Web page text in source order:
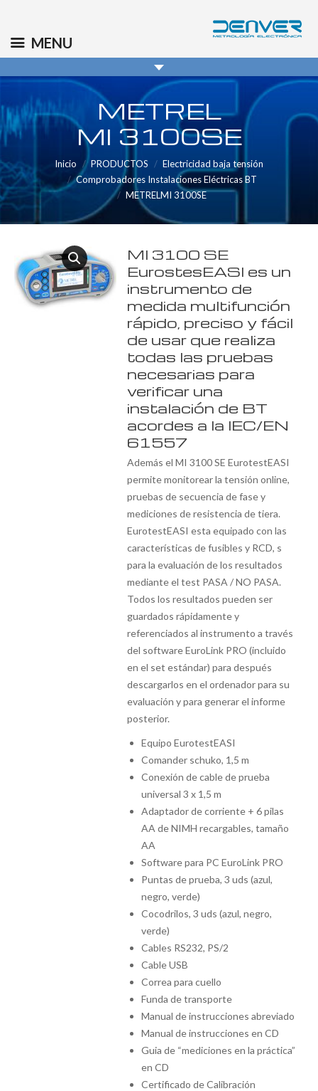
info@denver.es
METREL
MI 3100SE
Inicio PRODUCTOS
Electricidad baja tensión
Comprobadores Instalaciones Eléctricas BT
METRELMI 3100SE
MI 3100 SE
EurostesEASI es un
instrumento de
medida multifunción
rápido, preciso y fácil
de usar que realiza
todas las pruebas
necesarias para
verificar una
instalación de BT
acordes a la IEC/EN
61557
Además el MI 3100 SE EurotestEASI
permite monitorear la tensión online,
pruebas de secuencia de fase y
mediciones de resistencia de tiera.
EurotestEASI esta equipado con las
características de fusibles y RCD, s
para la evaluación de los resultados
mediante el test PASA / NO PASA.
Todos los resultados pueden ser
guardados rápidamente y
referenciados al instrumento a través
del software EuroLink PRO (incluido
en el set estándar) para después
descargarlos en el ordenador para su
evaluación y para generar el informe
posterior.
Equipo EurotestEASI
Comander schuko, 1,5 m
Conexión de cable de prueba
universal 3 x 1,5 m
Adaptador de corriente + 6 pilas
AA de NIMH recargables, tamaño
AA
Software para PC EuroLink PRO
Puntas de prueba, 3 uds (azul,
negro, verde)
Cocodrilos, 3 uds (azul, negro,
verde)
Cables RS232, PS/2
Cable USB
Correa para cuello
Funda de transporte
Manual de instrucciones abreviado
Manual de instrucciones en CD
Guia de “mediciones en la práctica”
en CD
Certificado de Calibración
MENU